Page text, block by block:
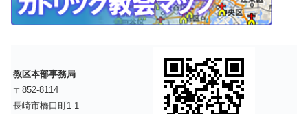
教区本部事務局
〒852-8114
長崎市橋口町1-1